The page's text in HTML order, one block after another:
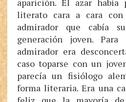
aparición. El azar había
literato cara a cara
admirador que cabía
generación joven. Para
admirador era
caso toparse con un
parecía un fisiólogo
forma literaria. Era una